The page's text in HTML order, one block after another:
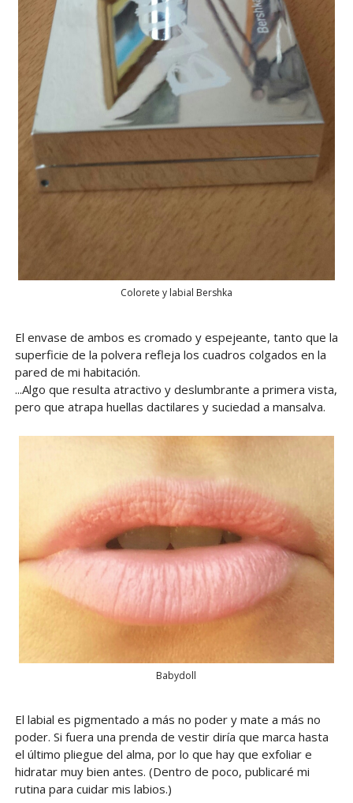
Colorete y labial Bershka
El envase de ambos es cromado y espejeante, tanto que la
superficie de la polvera refleja los cuadros colgados en la
pared de mi habitación.
...Algo que resulta atractivo y deslumbrante a primera vista,
pero que atrapa huellas dactilares y suciedad a mansalva.
Babydoll
El labial es pigmentado a más no poder y mate a más no
poder. Si fuera una prenda de vestir diría que marca hasta
el último pliegue del alma, por lo que hay que exfoliar e
hidratar muy bien antes. (Dentro de poco, publicaré mi
rutina para cuidar mis labios.)